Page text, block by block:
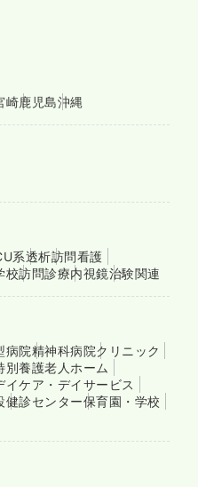
崎鹿児島沖縄
系透析訪問看護
校訪問診療内視鏡治験関連
病院精神科病院クリニック
別養護老人ホーム
イケア・デイサービス
健診センター保育園・学校